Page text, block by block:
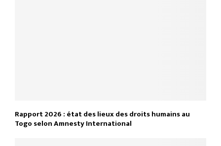
Rapport 2026 : état des lieux des droits humains au
Togo selon Amnesty International